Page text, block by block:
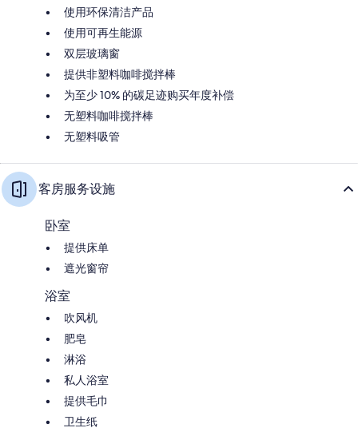
使用环保清洁产品
使用可再生能源
双层玻璃窗
提供非塑料咖啡搅拌棒
为至少 10% 的碳足迹购买年度补偿
无塑料咖啡搅拌棒
无塑料吸管
客房服务设施
卧室
提供床单
遮光窗帘
浴室
吹风机
肥皂
淋浴
私人浴室
提供毛巾
卫生纸